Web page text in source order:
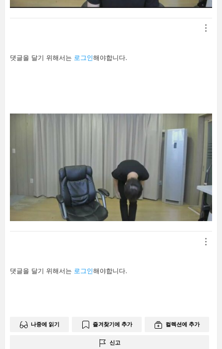
답
글
댓글을 달기 위해서는 로그인해야합니다.
답
글
댓글을 달기 위해서는 로그인해야합니다.
나중에 읽기 즐겨찾기에 추가 컬렉션에 추가
신고